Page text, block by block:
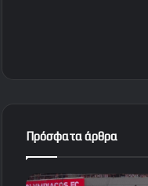
Πρόσφατα άρθρα